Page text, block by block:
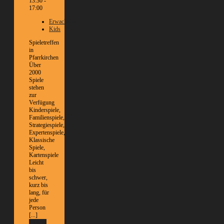
17:00
Erwachsene
Kids
Spieletreffen
in
Pfarrkirchen
Über
2000
Spiele
stehen
zur
Verfügung
Kinderspiele,
Familienspiele,
Strategiespiele,
Expertenspiele,
Klassische
Spiele,
Kartenspiele
Leicht
bis
schwer,
kurz bis
lang, für
jede
Person
[...]